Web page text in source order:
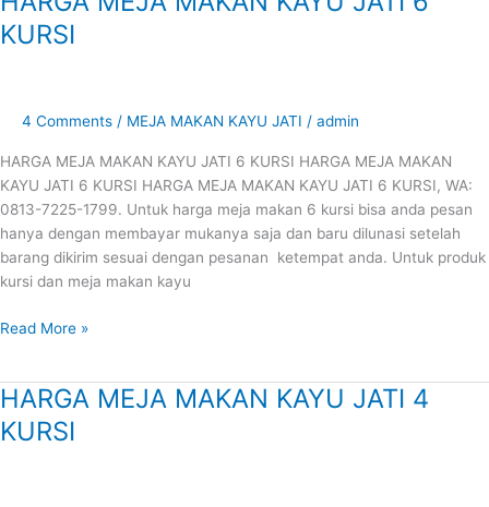
KURSI
4 Comments / MEJA MAKAN KAYU JATI / admin
HARGA MEJA MAKAN KAYU JATI 6 KURSI HARGA MEJA MAKAN
KAYU JATI 6 KURSI HARGA MEJA MAKAN KAYU JATI 6 KURSI, WA:
0813-7225-1799. Untuk harga meja makan 6 kursi bisa anda pesan
hanya dengan membayar mukanya saja dan baru dilunasi setelah
barang dikirim sesuai dengan pesanan ketempat anda. Untuk produk
kursi dan meja makan kayu
MEJA
MAKAN
Read More »
HARGA MEJA MAKAN KAYU JATI 4
KURSI
HARGA
MEJA
MAKAN